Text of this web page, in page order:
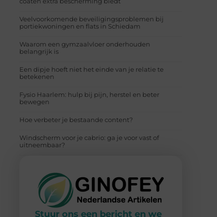
Veelvoorkomende beveiligingsproblemen bij
portiekwoningen en flats in Schiedam
Waarom een gymzaalvloer onderhouden
belangrijk is
Een dipje hoeft niet het einde van je relatie te
betekenen
Fysio Haarlem: hulp bij pijn, herstel en beter
bewegen
Hoe verbeter je bestaande content?
Windscherm voor je cabrio: ga je voor vast of
uitneembaar?
Stuur ons een bericht en we